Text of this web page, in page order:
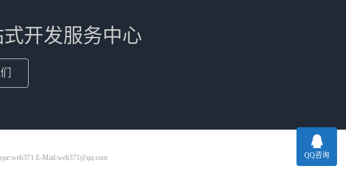
开发服务中心
E-Mail:web371@qq.com QQ咨询